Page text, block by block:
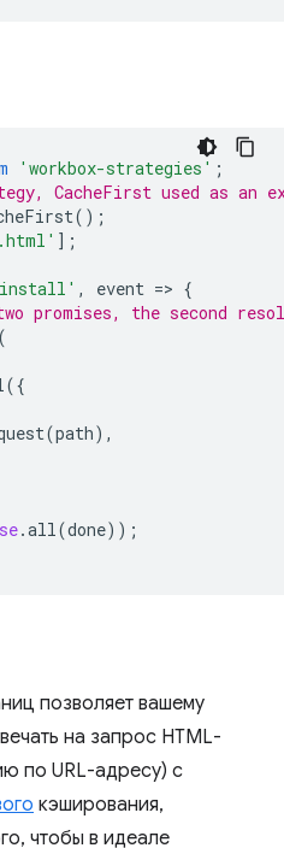
'workbox-strategies' ;
CacheFirst used as an
();
];
, event => {
promises, the second
(
({
(path),
.all(done));
позволяет вашему
на запрос HTML-
по URL-адресу) с
кэширования,
чтобы в идеале